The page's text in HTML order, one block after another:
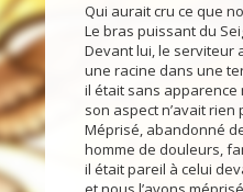
Qui aurait cru ce que
Le bras puissant du
Devant lui, le serviteur
une racine dans une
il était sans
son aspect n’avait
Méprisé, abandonné
homme de douleurs,
il était pareil à celui